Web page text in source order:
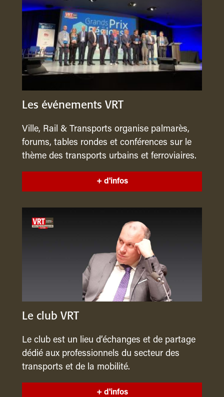
Les événements VRT
Ville, Rail & Transports organise palmarès,
forums, tables rondes et conférences sur le
thème des transports urbains et ferroviaires.
+ d'infos
Le club VRT
Le club est un lieu d’échanges et de partage
dédié aux professionnels du secteur des
transports et de la mobilité.
+ d'infos